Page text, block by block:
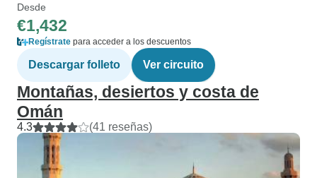
Desde
€1,432
Regístrate para acceder a los descuentos
Descargar folleto Ver circuito
Montañas, desiertos y costa de
Omán
4.3 (41 reseñas)